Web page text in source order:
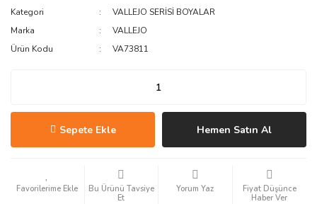
Kategori
VALLEJO SERİSİ BOYALAR
Marka
VALLEJO
Ürün Kodu
VA73811
Sepete Ekle Hemen Satın Al
Bu Ürünü Tavsiye
Et
Yorum Yaz
Fiyat Düşünce
Haber Ver